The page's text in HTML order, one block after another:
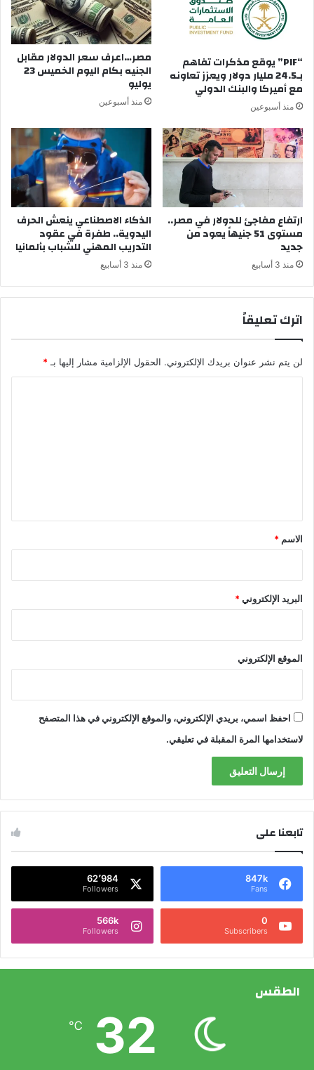
“PIF” يوقع مذكرات تفاهم
بـ24.5 مليار دولار ويعزز تعاونه
مع أميركا والبنك الدولي
منذ أسبوعين
مصر…اعرف سعر الدولار مقابل
الجنيه بكام اليوم الخميس 23
يوليو
منذ أسبوعين
ارتفاع مفاجئ للدولار في مصر..
مستوى 51 جنيهاً يعود من
جديد
منذ 3 أسابيع
الذكاء الاصطناعي ينعش الحرف
اليدوية.. طفرة في عقود
التدريب المهني للشباب بألمانيا
منذ 3 أسابيع
اترك تعليقاً
لن يتم نشر عنوان بريدك الإلكتروني. الحقول الإلزامية مشار إليها بـ *
*
الاسم *
البريد الإلكتروني*
الموقع الإلكتروني
احفظ اسمي، بريدي الإلكتروني، والموقع الإلكتروني في هذا المتصفح
لاستخدامها المرة المقبلة في تعليقي.
تابعنا على
847k
Fans
62٬984
Followers
0
Subscribers
566k
Followers
الطقس
32
℃